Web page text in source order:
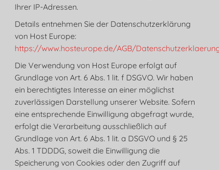
Ihrer IP-Adressen.
Details entnehmen Sie der Datenschutzerklärung
von Host Europe:
https://www.hosteurope.de/AGB/
Die Verwendung von Host Europe erfolgt auf
Grundlage von Art. 6 Abs. 1 lit. f DSGVO. Wir haben
ein berechtigtes Interesse an einer möglichst
zuverlässigen Darstellung unserer Website. Sofern
eine entsprechende Einwilligung abgefragt wurde,
erfolgt die Verarbeitung ausschließlich auf
Grundlage von Art. 6 Abs. 1 lit. a DSGVO und § 25
Abs. 1 TDDDG, soweit die Einwilligung die
Speicherung von Cookies oder den Zugriff auf